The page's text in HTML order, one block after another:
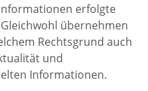
erfolgte
übernehmen
Rechtsgrund auch
und
Informationen.